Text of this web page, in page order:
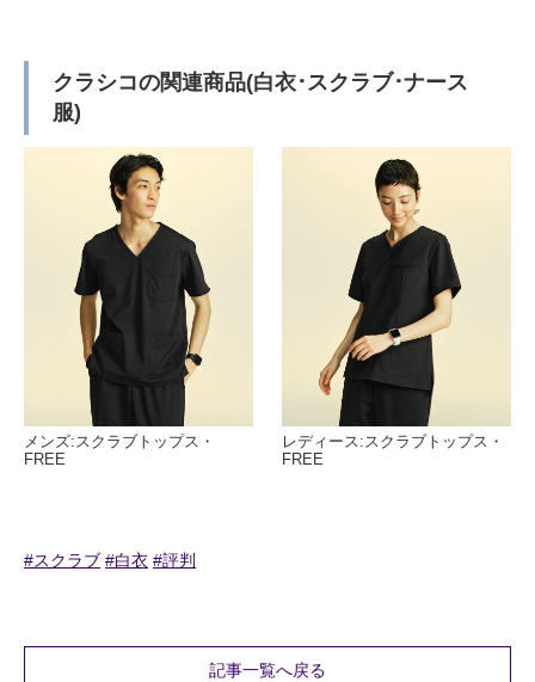
クラシコの関連商品(白衣･スクラブ･ナース
服)
メンズ:スクラブトップス・
FREE
レディース:スクラブトップス・
FREE
#スクラブ #白衣 #評判
記事一覧へ戻る